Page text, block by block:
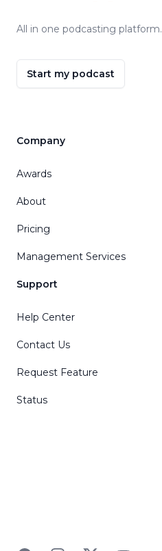
All in one podcasting platform.
Start my podcast
Company
Awards
About
Pricing
Management Services
Support
Help Center
Contact Us
Request Feature
Status